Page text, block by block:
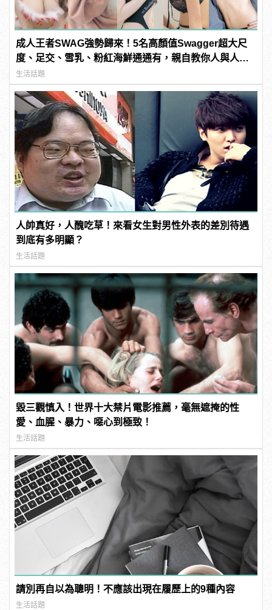
成人王者SWAG強勢歸來！5名高顏值Swagger超大尺
度、足交、雪乳、粉紅海鮮通通有，親自教你人與人的
連結！ | manfashion這樣變型男
生活話題
人帥真好，人醜吃草！來看女生對男性外表的差別待遇
到底有多明顯？
生活話題
毀三觀慎入！世界十大禁片電影推薦，毫無遮掩的性
愛、血腥、暴力、噁心到極致！
生活話題
請別再自以為聰明！不應該出現在履歷上的9種內容
生活話題